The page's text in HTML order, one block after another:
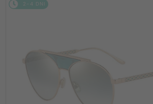
2-4 DNI